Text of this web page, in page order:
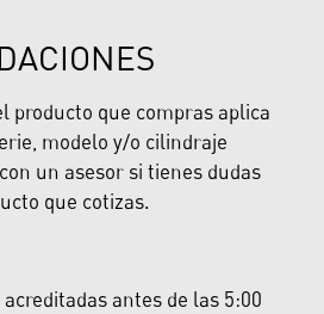
producto que compras aplica
modelo y/o cilindraje
un asesor si tienes dudas
que cotizas.
antes de las 5:00